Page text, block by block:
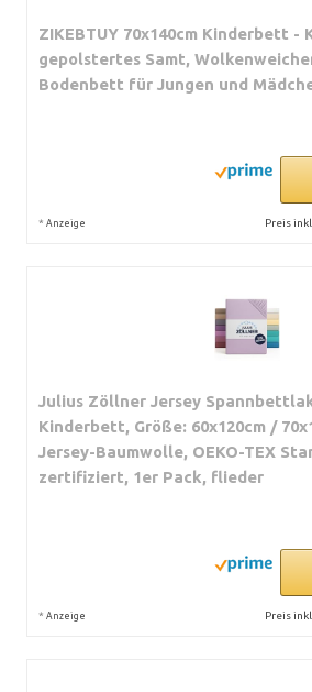
ZIKEBTUY 70x140cm Kinderbett -
gepolstertes Samt,
Bodenbett für Jungen und
* Anzeige Preis
Julius Zöllner Jersey
Kinderbett, Größe: 60x120cm /
Jersey-Baumwolle, OEKO-TEX
zertifiziert, 1er Pack, flieder
* Anzeige Preis